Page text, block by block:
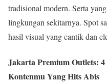
tradisional modern. Serta
lingkungan sekitarnya. Spot
hasil visual yang cantik dan
Jakarta Premium Outlets:
Kontenmu Yang Hits Abis